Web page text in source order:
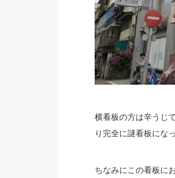
横看板の方は辛うじ
り完全に謎看板にな
ちなみにこの看板に